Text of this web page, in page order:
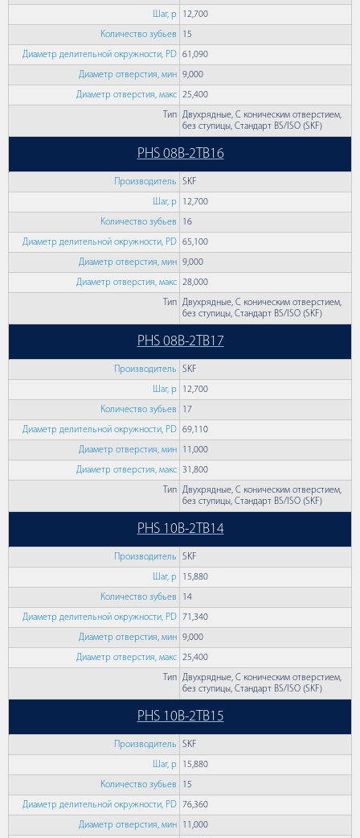
Шаг, p 12,700
Количество зубьев 15
Диаметр делительной окружности, PD 61,090
Диаметр отверстия, мин 9,000
Диаметр отверстия, макс 25,400
Тип Двухрядные, С коническим отверстием,
без ступицы, Стандарт BS/ISO (SKF)
PHS 08B-2TB16
Производитель SKF
Шаг, p 12,700
Количество зубьев 16
Диаметр делительной окружности, PD 65,100
Диаметр отверстия, мин 9,000
Диаметр отверстия, макс 28,000
Тип Двухрядные, С коническим отверстием,
без ступицы, Стандарт BS/ISO (SKF)
PHS 08B-2TB17
Производитель SKF
Шаг, p 12,700
Количество зубьев 17
Диаметр делительной окружности, PD 69,110
Диаметр отверстия, мин 11,000
Диаметр отверстия, макс 31,800
Тип Двухрядные, С коническим отверстием,
без ступицы, Стандарт BS/ISO (SKF)
PHS 10B-2TB14
Производитель SKF
Шаг, p 15,880
Количество зубьев 14
Диаметр делительной окружности, PD 71,340
Диаметр отверстия, мин 9,000
Диаметр отверстия, макс 25,400
Тип Двухрядные, С коническим отверстием,
без ступицы, Стандарт BS/ISO (SKF)
PHS 10B-2TB15
Производитель SKF
Шаг, p 15,880
Количество зубьев 15
Диаметр делительной окружности, PD 76,360
Диаметр отверстия, мин 11,000